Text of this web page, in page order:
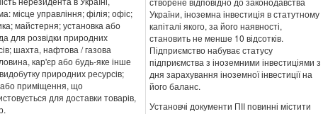
місце управління; філія; офіс;
майстерня; установка або
для розвідки природних
шахта, нафтова / газова
кар'єр або будь-яке інше
природних ресурсів;
приміщення, що
для доставки товарів,
України, іноземна інвестиція в статутному
капіталі якого, за його наявності,
становить не менше 10 відсотків.
Підприємство набуває статусу
підприємства з іноземними інвестиціями з
дня зарахування іноземної інвестиції на
його баланс.
Установчі документи ПІІ повинні містити